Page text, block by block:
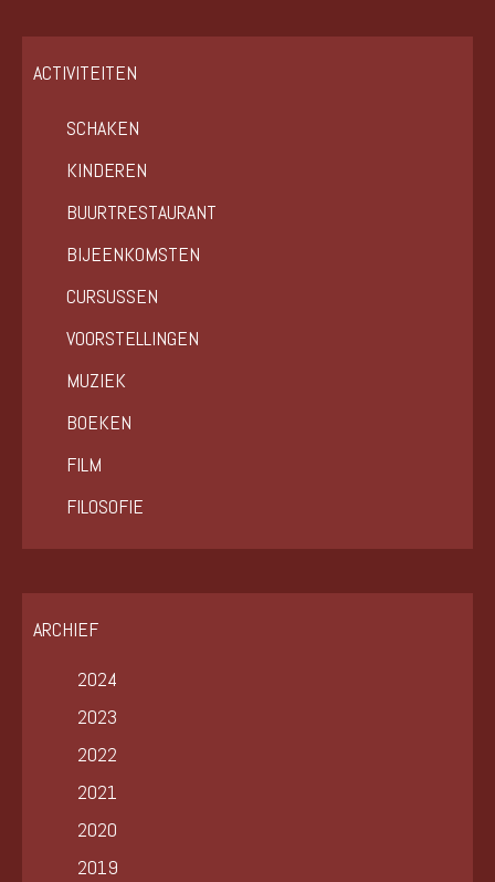
ACTIVITEITEN
SCHAKEN
KINDEREN
BUURTRESTAURANT
BIJEENKOMSTEN
CURSUSSEN
VOORSTELLINGEN
MUZIEK
BOEKEN
FILM
FILOSOFIE
ARCHIEF
2024
2023
2022
2021
2020
2019